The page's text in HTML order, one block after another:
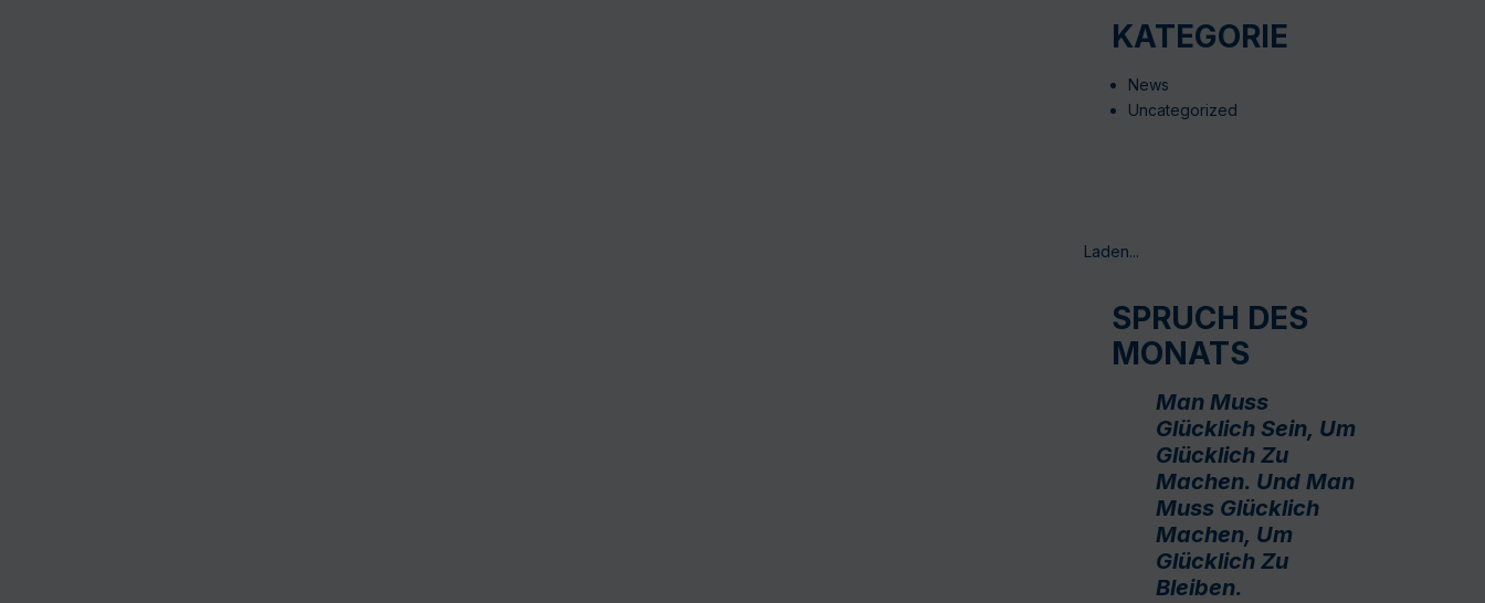
KATEGORIE
News
Uncategorized
Laden...
SPRUCH DES
MONATS
Man Muss
Glücklich Sein, Um
Glücklich Zu
Machen. Und Man
Muss Glücklich
Machen, Um
Glücklich Zu
Bleiben.